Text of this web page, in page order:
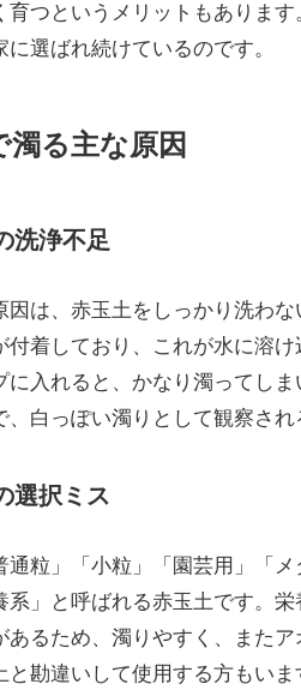
育つというメリットもありま
に選ばれ続けているのです。
濁る主な原因
洗浄不足
因は、赤玉土をしっかり洗わ
付着しており、これが水に溶
に入れると、かなり濁ってし
、白っぽい濁りとして観察され
選択ミス
通粒」「小粒」「園芸用」「
系」と呼ばれる赤玉土です。
あるため、濁りやすく、また
と勘違いして使用する方もい